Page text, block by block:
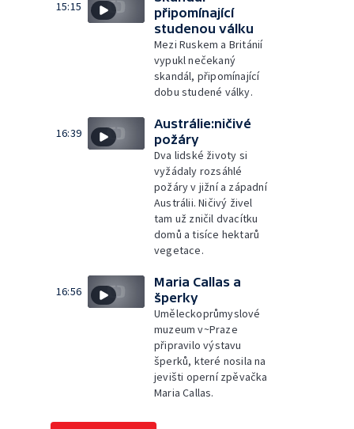
15:15
připomínající
studenou válku
Mezi Ruskem a Británií
vypukl nečekaný
skandál, připomínající
dobu studené války.
16:39
Austrálie:ničivé
požáry
Dva lidské životy si
vyžádaly rozsáhlé
požáry v jižní a západní
Austrálii. Ničivý živel
tam už zničil dvacítku
domů a tisíce hektarů
vegetace.
16:56
Maria Callas a
šperky
Uměleckoprůmyslové
muzeum v~Praze
připravilo výstavu
šperků, které nosila na
jevišti operní zpěvačka
Maria Callas.